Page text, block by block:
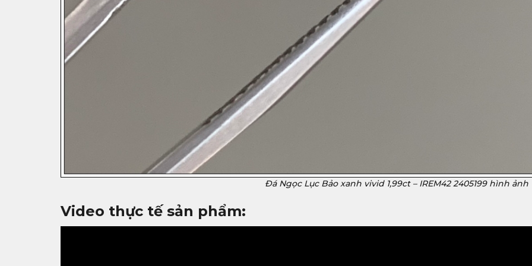
Đá Ngọc Lục Bảo xanh vivid 1,99ct – IREM42 2405199 hình ảnh
Video thực tế sản phẩm: